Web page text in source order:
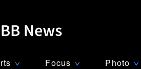
∨ Focus ∨ Photo ∨